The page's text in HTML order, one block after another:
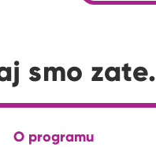
smo zate.
O programu